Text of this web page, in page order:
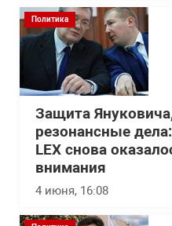
Политика
Защита
резонансные
LEX снова
внимания
4 июня, 16:08